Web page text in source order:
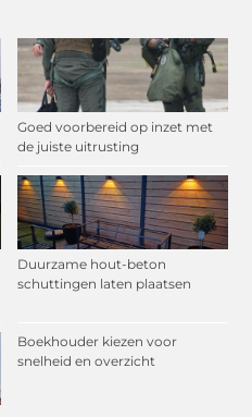
Goed voorbereid op inzet met
de juiste uitrusting
Duurzame hout-beton
schuttingen laten plaatsen
Boekhouder kiezen voor
snelheid en overzicht